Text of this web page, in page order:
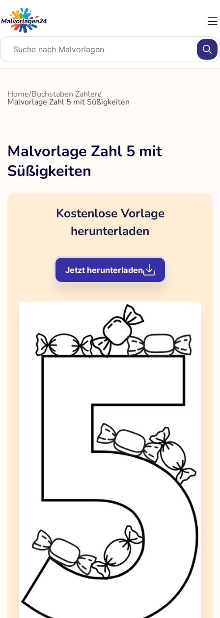
Inhalt
springen
Home/Buchstaben Zahlen/
Malvorlage Zahl 5 mit Süßigkeiten
Malvorlage Zahl 5 mit
Süßigkeiten
Kostenlose Vorlage
herunterladen
Jetzt herunterladen